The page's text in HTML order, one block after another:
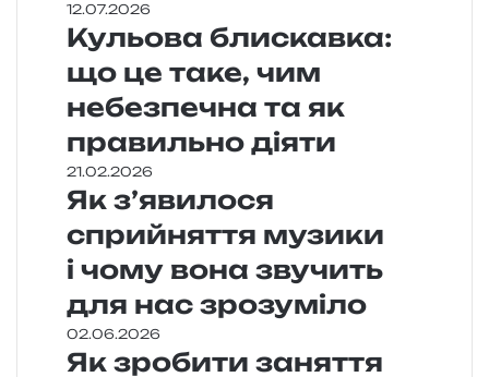
12.07.2026
Кульова блискавка:
що це таке, чим
небезпечна та як
правильно діяти
21.02.2026
Як з’явилося
сприйняття музики
і чому вона звучить
для нас зрозуміло
02.06.2026
Як зробити заняття